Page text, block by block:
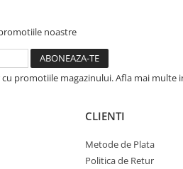
noastre
promotiile magazinului. Afla mai multe
CLIENTI
Metode de Plata
Politica de Retur